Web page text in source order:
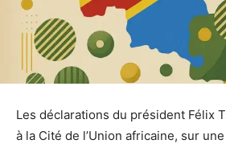
Les déclarations du président Félix
à la Cité de l’Union africaine, sur